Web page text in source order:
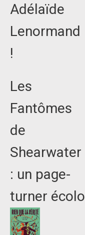
Adélaïde
Lenormand
!
Les
Fantômes
de
Shearwater
: un page-
turner écolo